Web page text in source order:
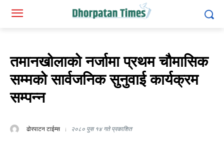
तमानखोलाको नर्जामा प्रथम चौमासिक
सम्मको सार्वजनिक सुनुवाई कार्यक्रम
सम्पन्न
ढोरपाटन टाईम्स २०८० पुस १४ गते प्रकाशित